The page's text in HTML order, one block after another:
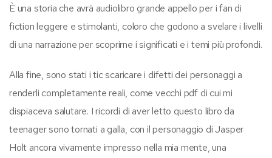
È una storia che avrà audiolibro grande appello per i fan di
fiction leggere e stimolanti, coloro che godono a svelare i livelli
di una narrazione per scoprirne i significati e i temi più profondi.
Alla fine, sono stati i tic scaricare i difetti dei personaggi a
renderli completamente reali, come vecchi pdf di cui mi
dispiaceva salutare. I ricordi di aver letto questo libro da
teenager sono tornati a galla, con il personaggio di Jasper
Holt ancora vivamente impresso nella mia mente, una